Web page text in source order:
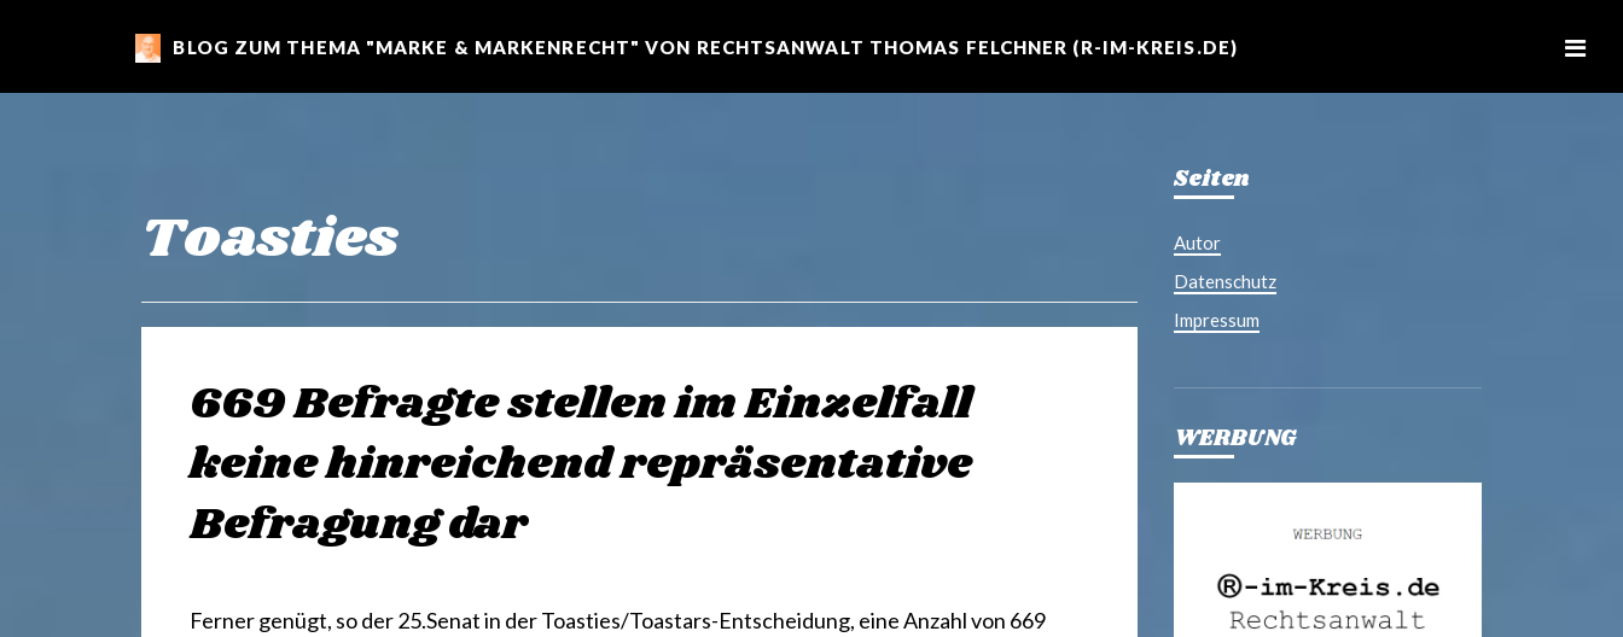
m
r
k
BLOG ZUM THEMA "MARKE & MARKENRECHT" VON RECHTSANWALT THOMAS FELCHNER (R-IM-KREIS.DE)
Toasties
669 Befragte stellen im Einzelfall
keine hinreichend repräsentative
Befragung dar
Ferner genügt, so der 25.Senat in der Toasties/Toastars-Entscheidung, eine Anzahl von 669
Seiten
Autor
Datenschutz
Impressum
WERBUNG